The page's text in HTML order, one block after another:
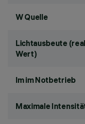
W Quelle
Lichtausbeute
Wert)
lm im Notbetrieb
Maximale